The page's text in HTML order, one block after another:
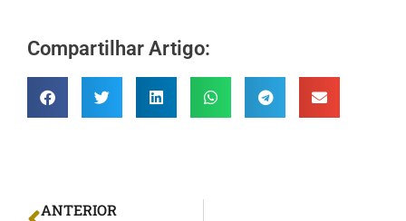
Compartilhar Artigo:
ANTERIOR